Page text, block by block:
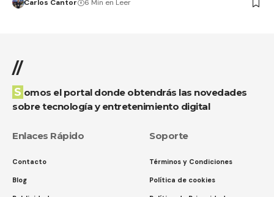
Carlos Cantor 6 Min en Leer
//
Somos el portal donde obtendrás las novedades
sobre tecnología y entretenimiento digital
Enlaces Rápido
Contacto
Blog
Soporte
Términos y Condiciones
Política de cookies